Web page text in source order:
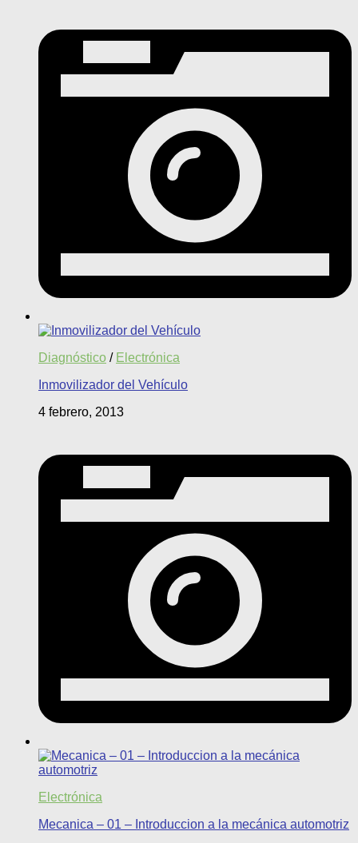
Diagnóstico / Electrónica
Inmovilizador del Vehículo
4 febrero, 2013
Electrónica
Mecanica – 01 – Introduccion a la mecánica automotriz